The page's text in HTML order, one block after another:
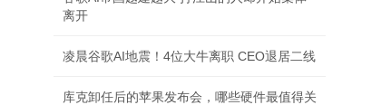
离开
凌晨谷歌AI地震！4位大牛离职 CEO退居二线
库克卸任后的苹果发布会，哪些硬件最值得关